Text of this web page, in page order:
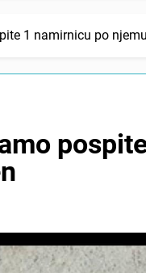
1 namirnicu po